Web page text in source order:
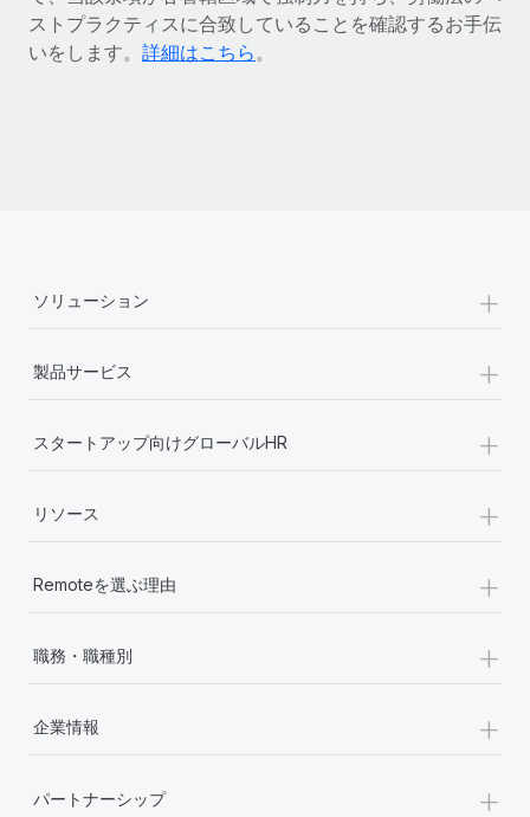
ることです。この数週間で、新しい統合、機能、改良点をリリー
スしました。...
詳細を見る
ストプラクティスに合致していることを確認するお手伝
いをします。 詳細はこちら。
ソリューション +
製品サービス +
スタートアップ向けグローバルHR +
リソース +
Remoteを選ぶ理由 +
職務・職種別 +
企業情報 +
パートナーシップ +